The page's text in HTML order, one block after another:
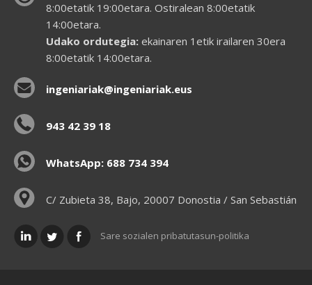
8:00etatik 19:00etara. Ostiralean 8:00etatik
14:00etara.
Udako ordutegia:ekainaren 1etik irailaren 30era
8:00etatik 14:00etara.
ingeniariak@ingeniariak.eus
943 42 39 18
WhatsApp: 688 734 394
C/ Zubieta 38, Bajo, 20007 Donostia / San Sebastián
Sare sozialen pribatutasun-politika